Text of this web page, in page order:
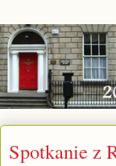
Spotkanie z